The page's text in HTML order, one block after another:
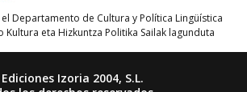
Departamento de Cultura y Política Lingüística
Kultura eta Hizkuntza Politika Sailak lagunduta
Izoria 2004, S.L.